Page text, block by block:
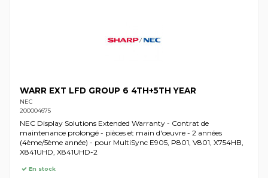
WARR EXT LFD GROUP 6 4TH+5TH YEAR
NEC
200004675
NEC Display Solutions Extended Warranty - Contrat de
maintenance prolongé - pièces et main d'oeuvre - 2 années
(4ème/5ème année) - pour MultiSync E905, P801, V801, X754HB,
X841UHD, X841UHD-2
En stock